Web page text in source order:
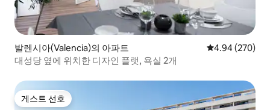
발렌시아(Valencia)의 아파트 평점 4.94점(5
4.94 (270)
대성당 옆에 위치한 디자인 플랫, 욕실 2개
게스트 선호
게스트 선호